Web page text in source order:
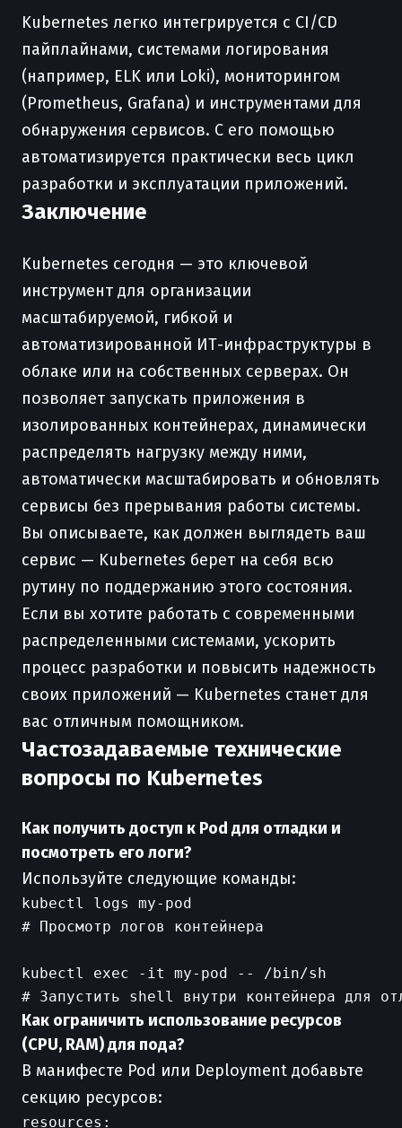
Kubernetes легко интегрируется с CI/CD
пайплайнами, системами логирования
(например, ELK или Loki), мониторингом
(Prometheus, Grafana) и инструментами для
обнаружения сервисов. С его помощью
автоматизируется практически весь цикл
разработки и эксплуатации приложений.
Заключение
Kubernetes сегодня — это ключевой
инструмент для организации
масштабируемой, гибкой и
автоматизированной ИТ-инфраструктуры в
облаке или на собственных серверах. Он
позволяет запускать приложения в
изолированных контейнерах, динамически
распределять нагрузку между ними,
автоматически масштабировать и обновлять
сервисы без прерывания работы системы.
Вы описываете, как должен выглядеть ваш
сервис — Kubernetes берет на себя всю
рутину по поддержанию этого состояния.
Если вы хотите работать с современными
распределенными системами, ускорить
процесс разработки и повысить надежность
своих приложений — Kubernetes станет для
вас отличным помощником.
Частозадаваемые технические
вопросы по Kubernetes
Как получить доступ к Pod для отладки и
посмотреть его логи?
Используйте следующие команды:
kubectl logs my-pod
# Просмотр логов контейнера
kubectl exec -it my-pod -- /bin/sh
Как ограничить использование ресурсов
(CPU, RAM) для пода?
В манифесте Pod или Deployment добавьте
секцию ресурсов:
resources: